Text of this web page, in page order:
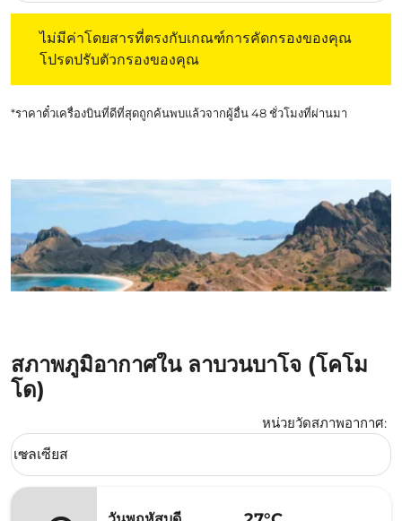
ไม่มีค่าโดยสารที่ตรงกับเกณฑ์การคัดกรองของคุณ
โปรดปรับตัวกรองของคุณ
*ราคาตั๋วเครื่องบินที่ดีที่สุดถูกค้นพบแล้วจากผู้อื่น 48 ชั่วโมงที่ผ่านมา
สภาพภูมิอากาศใน ลาบวนบาโจ (โคโม
โด)
หน่วยวัดสภาพอากาศ:
Weather unit option เซลเซียส Selected
เซลเซียส
keyboard_arrow_down